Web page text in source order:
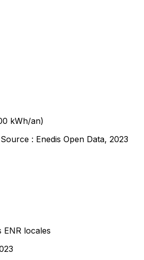
kWh/an)
Source : Enedis Open Data, 2023
locales